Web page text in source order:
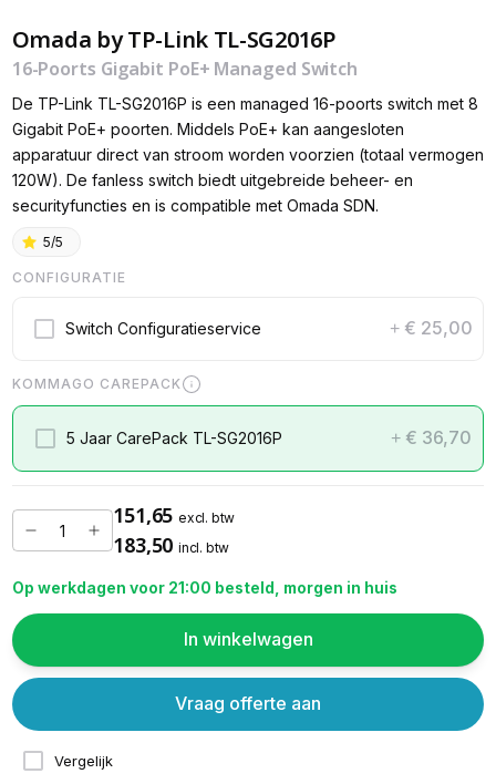
Omada by TP-Link TL-SG2016P
16-Poorts Gigabit PoE+ Managed Switch
De TP-Link TL-SG2016P is een managed 16-poorts switch met 8
Gigabit PoE+ poorten. Middels PoE+ kan aangesloten
apparatuur direct van stroom worden voorzien (totaal vermogen
120W). De fanless switch biedt uitgebreide beheer- en
securityfuncties en is compatible met Omada SDN.
5/5
CONFIGURATIE
Switch Configuratieservice + € 25,00
KOMMAGO CAREPACK
5 Jaar CarePack TL-SG2016P + € 36,70
151,65 excl. btw
183,50 incl. btw
Op werkdagen voor 21:00 besteld, morgen in huis
In winkelwagen
Vergelijk
Vraag offerte aan